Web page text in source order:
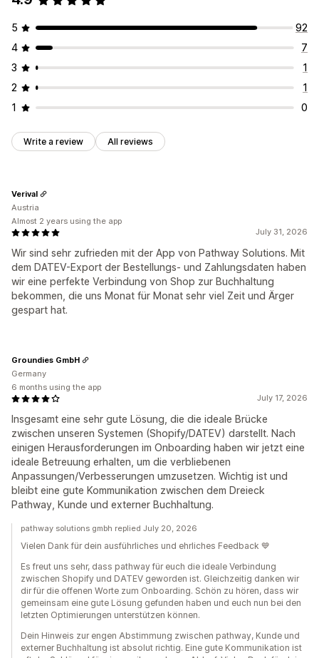
5
92
4
7
3
1
2
1
1
0
Write a review All reviews
July 31, 2026
Wir sind sehr zufrieden mit der App von Pathway Solutions. Mit
dem DATEV-Export der Bestellungs- und Zahlungsdaten haben
wir eine perfekte Verbindung von Shop zur Buchhaltung
bekommen, die uns Monat für Monat sehr viel Zeit und Ärger
gespart hat.
Verival
Austria
Almost 2 years using the app
July 17, 2026
Insgesamt eine sehr gute Lösung, die die ideale Brücke
zwischen unseren Systemen (Shopify/DATEV) darstellt. Nach
einigen Herausforderungen im Onboarding haben wir jetzt eine
ideale Betreuung erhalten, um die verbliebenen
Anpassungen/Verbesserungen umzusetzen. Wichtig ist und
bleibt eine gute Kommunikation zwischen dem Dreieck
Pathway, Kunde und externer Buchhaltung.
Groundies GmbH
Germany
6 months using the app
pathway solutions gmbh replied July 20, 2026
Vielen Dank für dein ausführliches und ehrliches Feedback 💙
Es freut uns sehr, dass pathway für euch die ideale Verbindung
zwischen Shopify und DATEV geworden ist. Gleichzeitig danken wir
dir für die offenen Worte zum Onboarding. Schön zu hören, dass wir
gemeinsam eine gute Lösung gefunden haben und euch nun bei den
letzten Optimierungen unterstützen können.
Dein Hinweis zur engen Abstimmung zwischen pathway, Kunde und
externer Buchhaltung ist absolut richtig. Eine gute Kommunikation ist